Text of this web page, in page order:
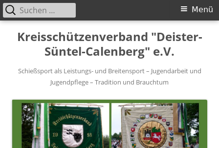
Kreisschützenverband "Deister-
Süntel-Calenberg" e.V.
Schießsport als Leistungs- und Breitensport – Jugendarbeit und
Jugendpflege – Tradition und Brauchtum
Primäres
Menü
Menü
Suchen
nach: